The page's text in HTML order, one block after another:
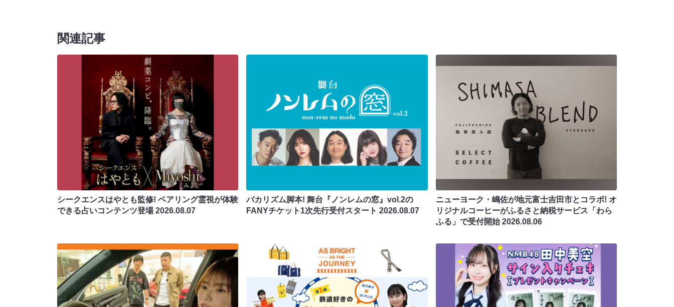
関連記事
シークエンスはやとも監修! ペアリング霊視が体験
できる占いコンテンツ登場2026.08.07
バカリズム脚本! 舞台『ノンレムの窓』vol.2の
FANYチケット1次先行受付スタート2026.08.07
ニューヨーク・嶋佐が地元富士吉田市とコラボ! オ
リジナルコーヒーがふるさと納税サービス「わら
ふる」で受付開始2026.08.06